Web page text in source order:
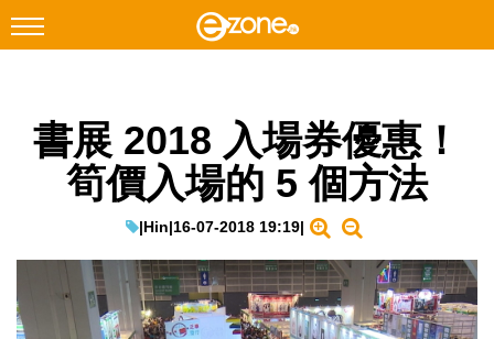
Facebook Instagram
科技焦點
遊戲動漫
教學評測
書展 2018 入場券優惠！
筍價入場的 5 個方法
|Hin|16-07-2018 19:19|